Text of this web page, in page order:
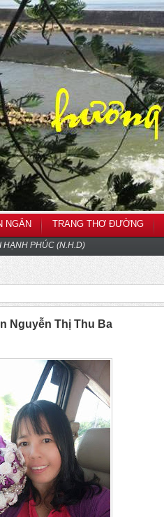
NGẮN TRANG THƠ ĐƯỜNG
HẠNH PHÚC (N.H.D)
Nguyễn Thị Thu Ba